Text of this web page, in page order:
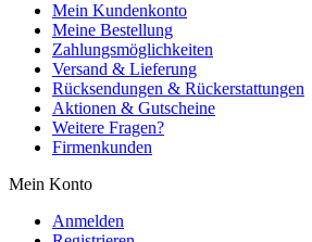
Mein Kundenkonto
Meine Bestellung
Zahlungsmöglichkeiten
Versand & Lieferung
Rücksendungen & Rückerstattungen
Aktionen & Gutscheine
Weitere Fragen?
Firmenkunden
Mein Konto
Anmelden